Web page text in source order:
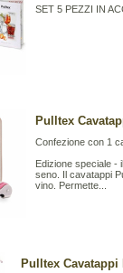
SET 5 PEZZI IN
Pulltex
Confezione con 1
Edizione speciale -
seno. Il cavatappi
vino. Permette...
Pulltex